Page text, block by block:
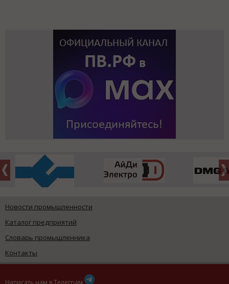
Новости промышленности
Каталог предприятий
Словарь промышленника
Контакты